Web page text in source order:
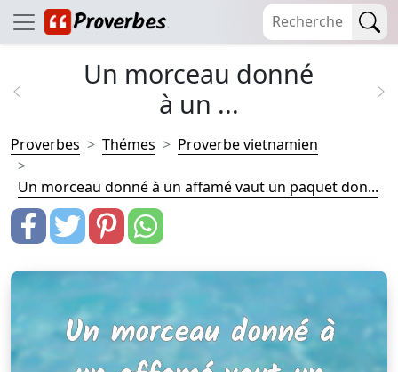
Un morceau donné
à un ...
Proverbes Thémes Proverbe vietnamien
Un morceau donné à un affamé vaut un paquet don...